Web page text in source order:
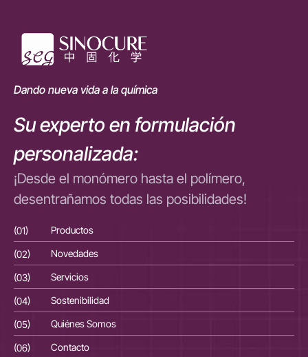
Dando nueva vida a la química
Su experto en formulación
personalizada:
¡Desde el monómero hasta el polímero,
desentrañamos todas las posibilidades!
(01) Productos
(02)
Novedades
(03)
Servicios
(04)
Sostenibilidad
(05)
Quiénes Somos
(06)
Contacto